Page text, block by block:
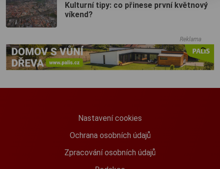
Kulturní tipy: co přinese první květnový
víkend?
Reklama
Nastavení cookies
Ochrana osobních údajů
Zpracování osobních údajů